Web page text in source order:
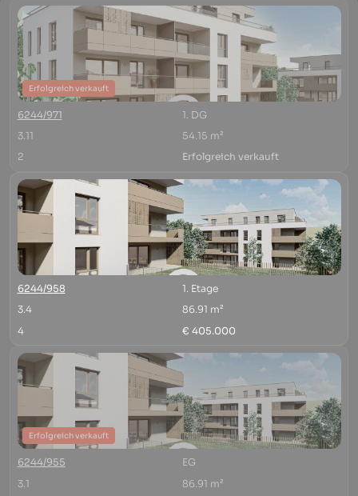
Erfolgreich verkauft
6244/971
1. DG
3.11
54.15 m²
2
Erfolgreich verkauft
6244/958
1. Etage
3.4
86.91 m²
4
€ 405.000
Erfolgreich verkauft
6244/955
EG
3.1
86.91 m²